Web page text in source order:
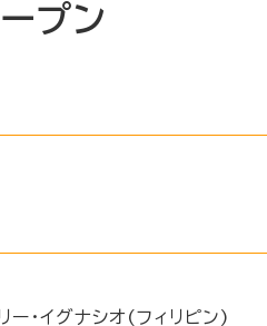
プン
・イグナシオ(フィリピン)